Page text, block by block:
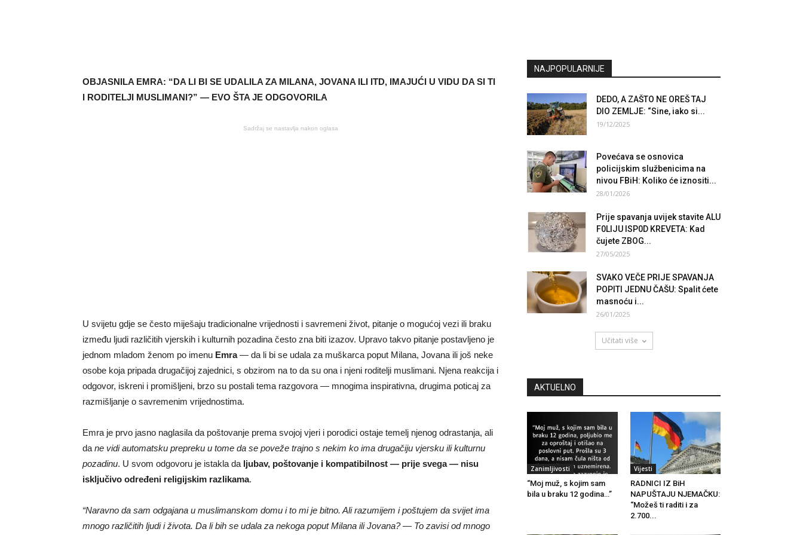
OBJASNILA EMRA: “DA LI BI SE UDALILA ZA MILANA, JOVANA ILI ITD, IMAJUĆI U VIDU DA SI TI
I RODITELJI MUSLIMANI?” — EVO ŠTA JE ODGOVORILA
Sadržaj se nastavlja nakon oglasa
U svijetu gdje se često miješaju tradicionalne vrijednosti i savremeni život, pitanje o mogućoj vezi ili braku
između ljudi različitih vjerskih i kulturnih pozadina često zna biti izazov. Upravo takvo pitanje postavljeno je
jednom mladom ženom po imenu Emra— da li bi se udala za muškarca poput Milana, Jovana ili još neke
osobe koja pripada drugačijoj zajednici, s obzirom na to da su ona i njeni roditelji muslimani. Njena reakcija i
odgovor, iskreni i promišljeni, brzo su postali tema razgovora — mnogima inspirativna, drugima poticaj za
razmišljanje o savremenim vrijednostima.
Emra je prvo jasno naglasila da poštovanje prema svojoj vjeri i porodici ostaje temelj njenog odrastanja, ali
da ne vidi automatsku prepreku u tome da se poveže trajno s nekim ko ima drugačiju vjersku ili kulturnu
pozadinu. U svom odgovoru je istakla da ljubav, poštovanje i kompatibilnost — prije svega — nisu
isključivo određeni religijskim razlikama.
“Naravno da sam odgajana u muslimanskom domu i to mi je bitno. Ali razumijem i poštujem da svijet ima
mnogo različitih ljudi i života. Da li bih se udala za nekoga poput Milana ili Jovana? — To zavisi od mnogo
NAJPOPULARNIJE
DEDO, A ZAŠTO NE OREŠ TAJ
DIO ZEMLJE: “Sine, iako si...
19/12/2025
Povećava se osnovica
policijskim službenicima na
nivou FBiH: Koliko će iznositi...
28/01/2026
Prije spavanja uvijek stavite ALU
F0LIJU ISP0D KREVETA: Kad
čujete ZBOG...
27/05/2025
SVAKO VEČE PRIJE SPAVANJA
POPITI JEDNU ČAŠU: Spalit ćete
masnoću i...
26/01/2025
Učitati više
AKTUELNO
Zanimljivosti
“Moj muž, s kojim sam
bila u braku 12 godina…”
Vijesti
RADNICI IZ BiH
NAPUŠTAJU NJEMAČKU:
“Možeš ti raditi i za
2.700...